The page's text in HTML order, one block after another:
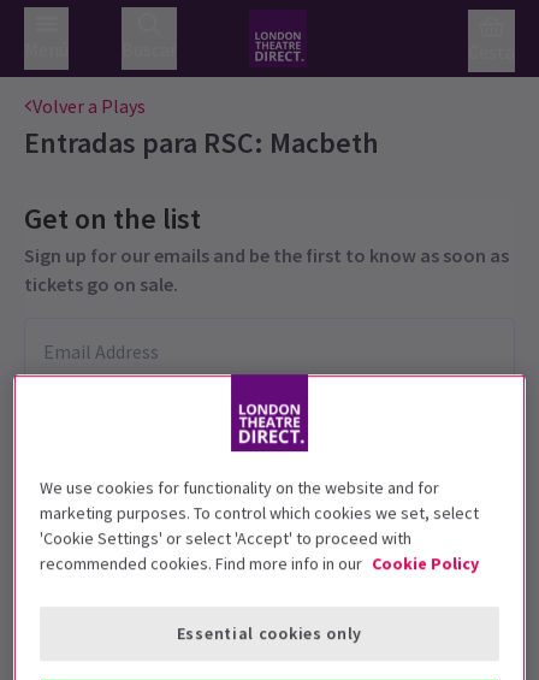
Volver a Plays
Entradas para RSC: Macbeth
Get on the list
Sign up for our emails and be the first to know as soon as
tickets go on sale.
London Theatre
We use cookies for functionality on the website and for
marketing purposes. To control which cookies we set, select
'Cookie Settings' or select 'Accept' to proceed with
recommended cookies. Find more info in our Cookie Policy
Essential cookies only